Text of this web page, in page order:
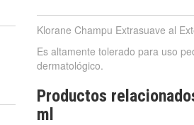
Klorane Champu Extrasuave al
Es altamente tolerado para uso
dermatológico.
Productos
ml